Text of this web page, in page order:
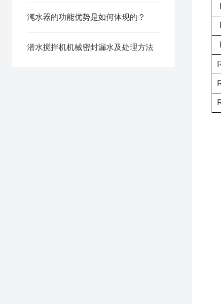
滗水器的功能优势是如何体现的？
潜水搅拌机机械密封漏水及处理方法